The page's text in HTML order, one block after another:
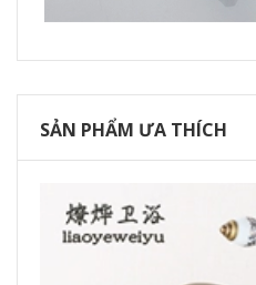
SẢN PHẨM ƯA THÍCH